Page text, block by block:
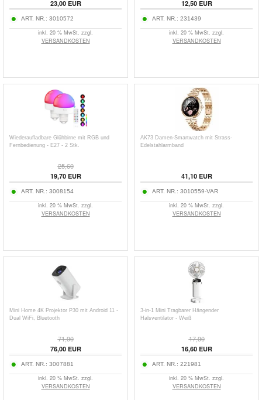
23,00 EUR
ART. NR.: 3010572
inkl. 20 % MwSt. zzgl.
VERSANDKOSTEN
12,50 EUR
ART. NR.: 231439
inkl. 20 % MwSt. zzgl.
VERSANDKOSTEN
Wiederaufladbare Glühbirne mit RGB und
Fernbedienung - E27 - 2 Stk.
25,60
19,70 EUR
ART. NR.: 3008154
inkl. 20 % MwSt. zzgl.
VERSANDKOSTEN
AK73 Damen-Smartwatch mit Strass-
Edelstahlarmband
41,10 EUR
ART. NR.: 3010559-VAR
inkl. 20 % MwSt. zzgl.
VERSANDKOSTEN
Mini Home 4K Projektor P30 mit Android 11 -
Dual WiFi, Bluetooth
71,90
76,00 EUR
ART. NR.: 3007881
inkl. 20 % MwSt. zzgl.
VERSANDKOSTEN
3-in-1 Mini Tragbarer Hängender
Halsventilator - Weiß
17,90
16,60 EUR
ART. NR.: 221981
inkl. 20 % MwSt. zzgl.
VERSANDKOSTEN